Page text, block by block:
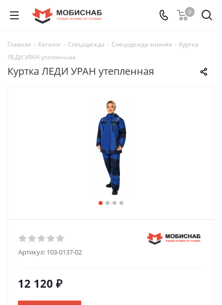
0
Главная - Каталог - Спецодежда - Спецодежда зимняя - Куртка
ЛЕДИ УРАН утепленная
Куртка ЛЕДИ УРАН утепленная
Артикул: 103-0137-02
12 120 ₽